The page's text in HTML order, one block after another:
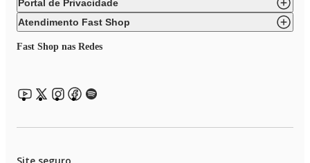
Portal de Privacidade
Atendimento Fast Shop
Fast Shop nas Redes